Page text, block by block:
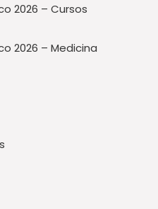
2026 – Cursos
2026 – Medicina